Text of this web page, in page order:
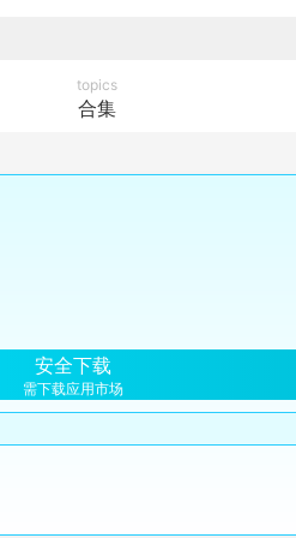
topics
合集
安全下载
需下载应用市场